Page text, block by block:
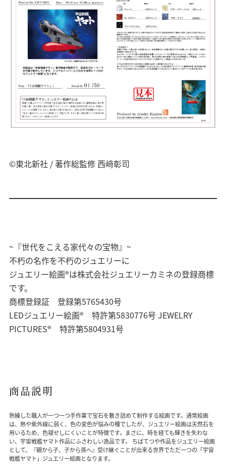
©東北新社 / 著作総監修 西﨑彰司
~『世代をこえる家代々の宝物』~
不朽の名作を不朽のジュエリーに
ジュエリー絵画®は株式会社ジュエリーカミネの登録商標
です。
商標登録証 登録第5765430号
LEDジュエリー絵画® 特許第5830776号 JEWELRY
PICTURES® 特許第5804931号
商品説明
熟練した職人が一つ一つ手作業で宝石を敷き詰めて制作する絵画です。通常絵画
は、熱や紫外線に弱く、色の変色が悩みの種でしたが、ジュエリー絵画は天然石を
用いるため、色褪せしにくいことが特徴です。まさに、時を経ても輝きを失わな
い、宇宙戦艦ヤマト作品にふさわしい逸品です。 ちばてつや作品をジュエリー絵画
として、『親から子、子から孫へ』受け継ぐことが出来る世界でただ一つの「宇宙
戦艦ヤマト」ジュエリー絵画となります。